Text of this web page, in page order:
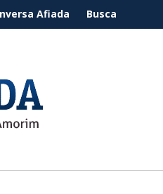
Afiada Busca